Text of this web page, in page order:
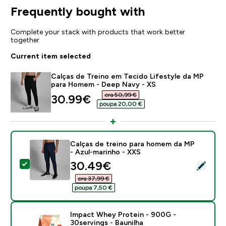
Frequently bought with
Complete your stack with products that work better
together
Current item selected
Calças de Treino em Tecido Lifestyle da MP
para Homem - Deep Navy - XS
discounted price
30.99€‎
era 50,99 €‎
poupa 20,00 €‎
Select this product - Calças de treino para homem
Calças de treino para homem da MP
- Azul-marinho - XXS
discounted price
30.49€‎
era 37,99 €‎
poupa 7,50 €‎
Impact Whey Protein - 900G -
30servings - Baunilha